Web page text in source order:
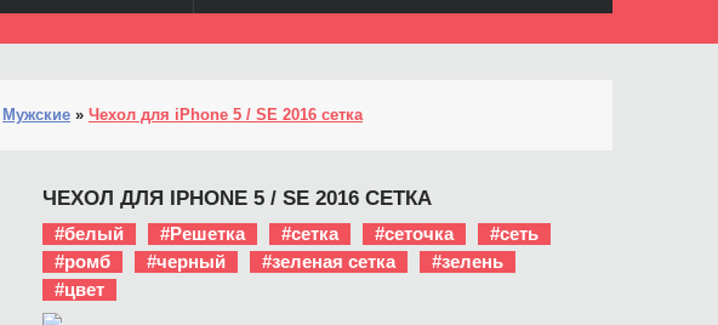
Мужские » Чехол для iPhone 5 / SE 2016 сетка
ЧЕХОЛ ДЛЯ IPHONE 5 / SE 2016 СЕТКА
#белый #Решетка #сетка #сеточка
#сеть
#ромб
#черный #зеленая сетка
#зелень
#цвет